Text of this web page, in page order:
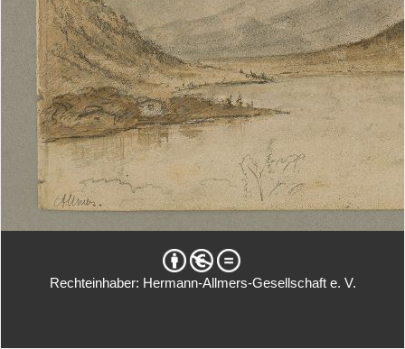
Rechteinhaber: Hermann-Allmers-Gesellschaft e. V.